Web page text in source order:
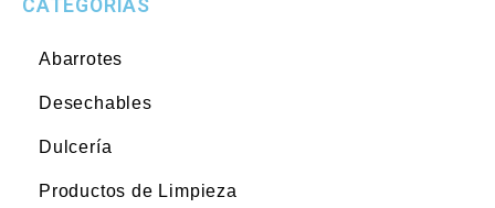
CATEGORIAS
Abarrotes
Desechables
Dulcería
Productos de Limpieza